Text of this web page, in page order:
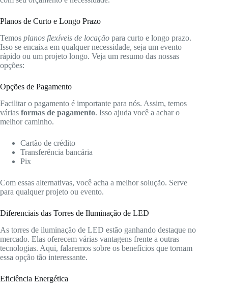
Planos de Curto e Longo Prazo
Temos planos flexíveis de locação para curto e longo prazo.
Isso se encaixa em qualquer necessidade, seja um evento
rápido ou um projeto longo. Veja um resumo das nossas
opções:
Opções de Pagamento
Facilitar o pagamento é importante para nós. Assim, temos
várias formas de pagamento. Isso ajuda você a achar o
melhor caminho.
Cartão de crédito
Transferência bancária
Pix
Com essas alternativas, você acha a melhor solução. Serve
para qualquer projeto ou evento.
Diferenciais das Torres de Iluminação de LED
As torres de iluminação de LED estão ganhando destaque no
mercado. Elas oferecem várias vantagens frente a outras
tecnologias. Aqui, falaremos sobre os benefícios que tornam
essa opção tão interessante.
Eficiência Energética